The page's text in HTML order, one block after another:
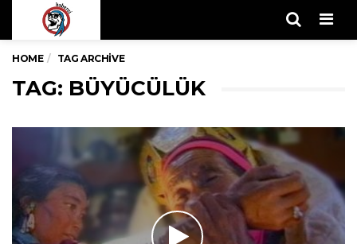
HOME TAG ARCHIVE
TAG: BÜYÜCÜLÜK